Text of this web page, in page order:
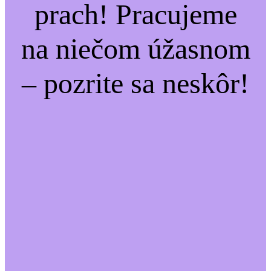
prach! Pracujeme
na niečom úžasnom
– pozrite sa neskôr!